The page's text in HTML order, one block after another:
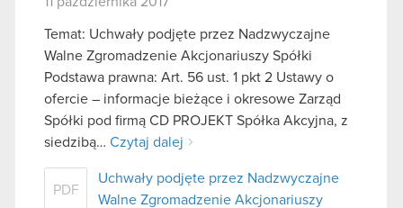
Temat: Uchwały podjęte przez Nadzwyczajne
Walne Zgromadzenie Akcjonariuszy Spółki
Podstawa prawna: Art. 56 ust. 1 pkt 2 Ustawy o
ofercie – informacje bieżące i okresowe Zarząd
Spółki pod firmą CD PROJEKT Spółka Akcyjna, z
siedzibą… Czytaj dalej
PDF
Uchwały podjęte przez Nadzwyczajne
Walne Zgromadzenie Akcjonariuszy